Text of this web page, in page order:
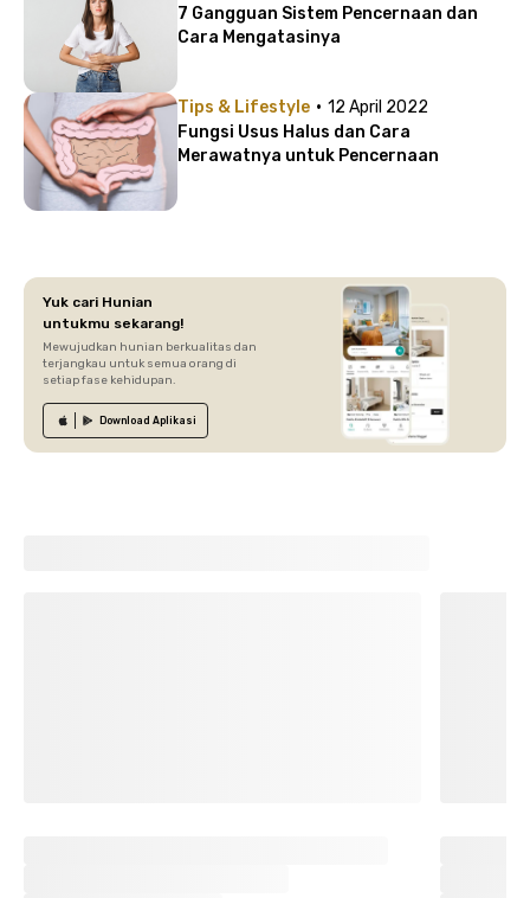
7 Gangguan Sistem Pencernaan dan
Cara Mengatasinya
Tips & Lifestyle · 12 April 2022
Fungsi Usus Halus dan Cara
Merawatnya untuk Pencernaan
Yuk cari Hunian
untukmu sekarang!
Mewujudkan hunian berkualitas dan
terjangkau untuk semua orang di
setiap fase kehidupan.
Download Aplikasi